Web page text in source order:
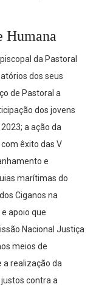
Humana
da Pastoral
dos seus
de Pastoral a
dos jovens
a ação da
êxito das V
e
marítimas do
Ciganos na
apoio que
Nacional Justiça
meios de
a realização da
contra a